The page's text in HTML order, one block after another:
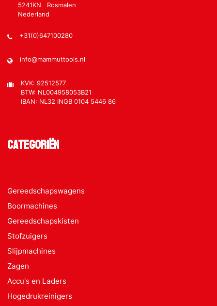
5241KN Rosmalen
Nederland
+31(0)647100280
info@mammuttools.nl
KVK: 92512577
BTW: NL004958053B21
IBAN: NL32 INGB 0104 5446 86
Categoriën
Gereedschapswagens
Boormachines
Gereedschapskisten
Stofzuigers
Slijpmachines
Zagen
Accu's en Laders
Hogedrukreinigers